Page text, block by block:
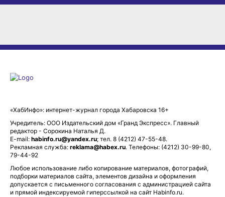
«ХабИнфо»: интернет-журнал города Хабаровска 16+
Учредитель: ООО Издательский дом «Гранд Экспресс». Главный
редактор - Сорокина Наталья Д.
E-mail: habinfo.ru@yandex.ru; тел. 8 (4212) 47-55-48.
Рекламная служба: reklama@habex.ru. Телефоны: (4212) 30-99-80,
79-44-92
Любое использование либо копирование материалов, фотографий,
подборки материалов сайта, элементов дизайна и оформления
допускается с письменного согласования с администрацией сайта
и прямой индексируемой гиперссылкой на сайт Habinfo.ru.